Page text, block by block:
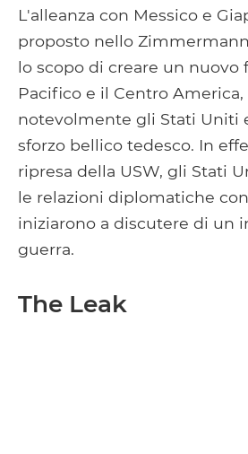
L'alleanza con Messico e
proposto nello
lo scopo di creare un nuovo
Pacifico e il Centro
notevolmente gli Stati Uniti
sforzo bellico tedesco. In
ripresa della USW, gli Stati
le relazioni diplomatiche
iniziarono a discutere di un
guerra.
The Leak